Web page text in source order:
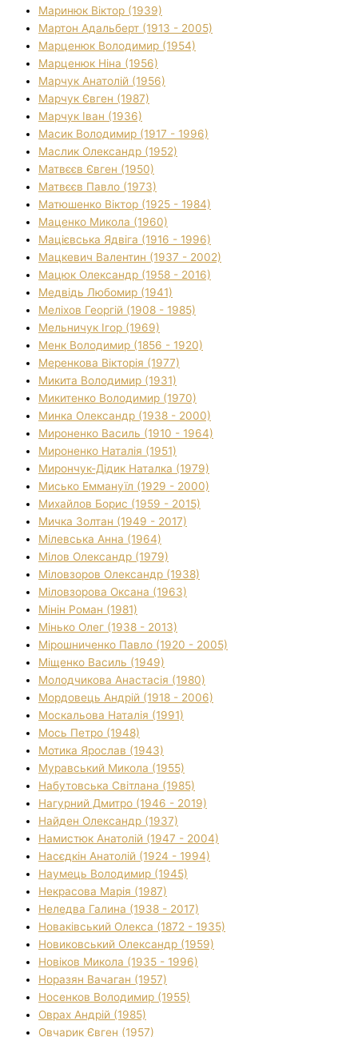
Маринюк Віктор (1939)
Мартон Адальберт (1913 - 2005)
Марценюк Володимир (1954)
Марценюк Ніна (1956)
Марчук Анатолій (1956)
Марчук Євген (1987)
Марчук Іван (1936)
Масик Володимир (1917 - 1996)
Маслик Олександр (1952)
Матвєєв Євген (1950)
Матвєєв Павло (1973)
Матюшенко Віктор (1925 - 1984)
Маценко Микола (1960)
Мацієвська Ядвіга (1916 - 1996)
Мацкевич Валентин (1937 - 2002)
Мацюк Олександр (1958 - 2016)
Медвідь Любомир (1941)
Меліхов Георгій (1908 - 1985)
Мельничук Ігор (1969)
Менк Володимир (1856 - 1920)
Меренкова Вікторія (1977)
Микита Володимир (1931)
Микитенко Володимир (1970)
Минка Олександр (1938 - 2000)
Мироненко Василь (1910 - 1964)
Мироненко Наталія (1951)
Мирончук-Дідик Наталка (1979)
Мисько Еммануїл (1929 - 2000)
Михайлов Борис (1959 - 2015)
Мичка Золтан (1949 - 2017)
Мілевська Анна (1964)
Мілов Олександр (1979)
Міловзоров Олександр (1938)
Міловзорова Оксана (1963)
Мінін Роман (1981)
Мінько Олег (1938 - 2013)
Мірошниченко Павло (1920 - 2005)
Міщенко Василь (1949)
Молодчикова Анастасія (1980)
Мордовець Андрій (1918 - 2006)
Москальова Наталія (1991)
Мось Петро (1948)
Мотика Ярослав (1943)
Муравський Микола (1955)
Набутовська Світлана (1985)
Нагурний Дмитро (1946 - 2019)
Найден Олександр (1937)
Намистюк Анатолій (1947 - 2004)
Насєдкін Анатолій (1924 - 1994)
Наумець Володимир (1945)
Некрасова Марія (1987)
Неледва Галина (1938 - 2017)
Новаківський Олекса (1872 - 1935)
Новиковський Олександр (1959)
Новіков Микола (1935 - 1996)
Норазян Вачаган (1957)
Носенков Володимир (1955)
Оврах Андрій (1985)
Овчарик Євген (1957)